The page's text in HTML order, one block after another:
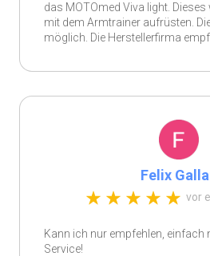
das MOTOmed Viva light.
mit dem Armtrainer aufrüsten.
möglich. Die Herstellerfirma
Interesse besteht. Ich erhalte
Morgen wird das MOTOmed
geliefert und das andere
und seine Mitarbeiterin haben
außerordentlich kompetent
Felix
vor
Kann ich nur empfehlen, einfach
Service!